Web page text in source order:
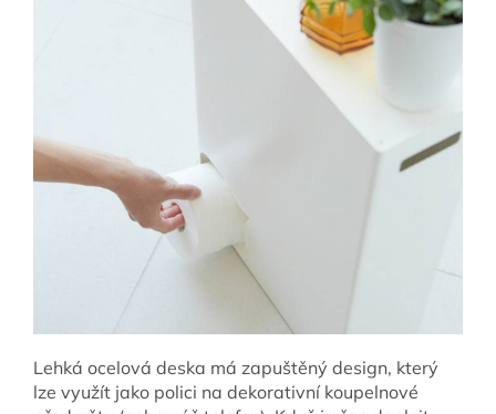
Lehká ocelová deska má zapuštěný design, který
lze využít jako polici na dekorativní koupelnové